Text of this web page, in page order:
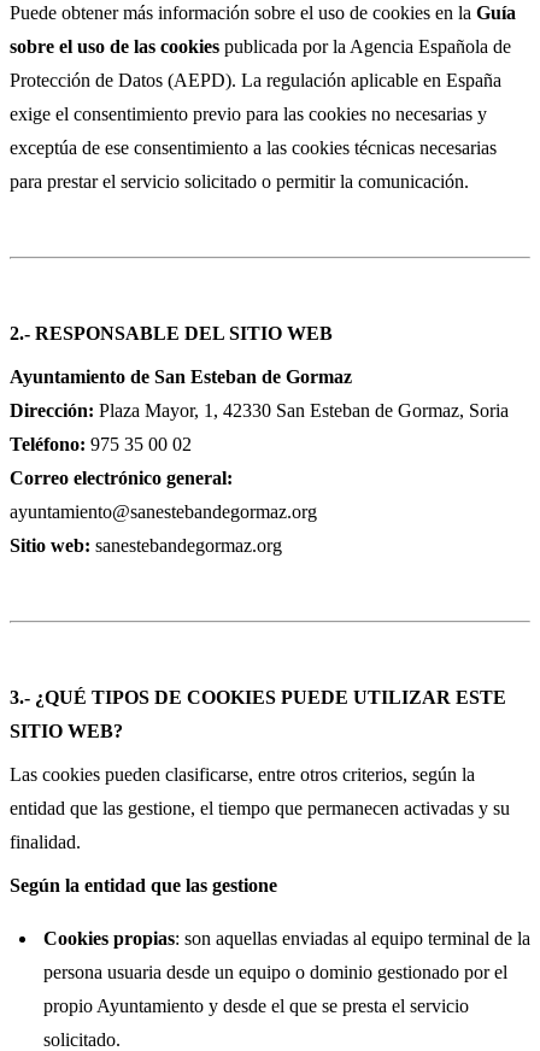
Puede obtener más información sobre el uso de cookies en la Guía
sobre el uso de las cookies publicada por la Agencia Española de
Protección de Datos (AEPD). La regulación aplicable en España
exige el consentimiento previo para las cookies no necesarias y
exceptúa de ese consentimiento a las cookies técnicas necesarias
para prestar el servicio solicitado o permitir la comunicación.
2.- RESPONSABLE DEL SITIO WEB
Ayuntamiento de San Esteban de Gormaz
Dirección: Plaza Mayor, 1, 42330 San Esteban de Gormaz, Soria
Teléfono: 975 35 00 02
Correo electrónico general:
ayuntamiento@sanestebandegormaz.org
Sitio web: sanestebandegormaz.org
3.- ¿QUÉ TIPOS DE COOKIES PUEDE UTILIZAR ESTE
SITIO WEB?
Las cookies pueden clasificarse, entre otros criterios, según la
entidad que las gestione, el tiempo que permanecen activadas y su
finalidad.
Según la entidad que las gestione
Cookies propias: son aquellas enviadas al equipo terminal de la
persona usuaria desde un equipo o dominio gestionado por el
propio Ayuntamiento y desde el que se presta el servicio
solicitado.